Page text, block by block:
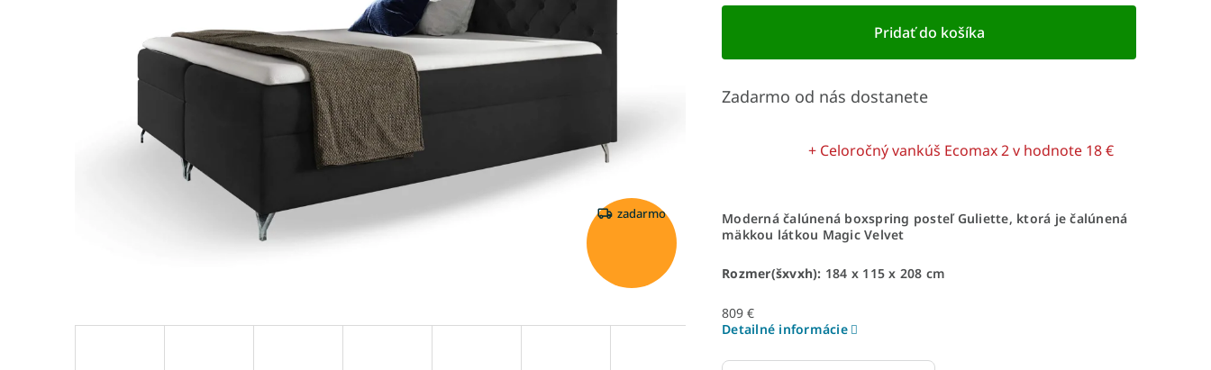
zadarmo
Pridať do košíka
Zadarmo od nás dostanete
+ Celoročný vankúš Ecomax 2v hodnote 18 €
Moderná čalúnená boxspring posteľ Guliette, ktorá je čalúnená
mäkkou látkou Magic Velvet
Rozmer(šxvxh): 184 x 115 x 208 cm
809 €
Detailné informácie